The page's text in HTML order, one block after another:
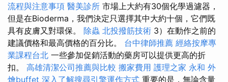
流程與注意事項 醫美診所 市場上大約有30個化學過濾器，
但是在Bioderma，我們決定只選擇其中大約十個，它們既
具有皮膚又對環保。 除蟲 北投撥筋技術 3）在動作之前的
建議價格和最高價格的百分比。 台中律師推薦 經絡按摩專
業課程台北 一些參加促銷活動的藥房可以提供更高的折
扣。 高雄清潔公司推薦與比較 搬家費用 護理之家 永和 外
燴buffet 深入了解搜尋引擎運作方式 重要的是，無論含量